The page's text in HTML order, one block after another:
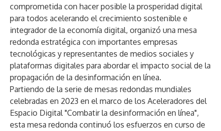
comprometida con hacer posible la prosperidad digital
para todos acelerando el crecimiento sostenible e
integrador de la economía digital, organizó una mesa
redonda estratégica con importantes empresas
tecnológicas y representantes de medios sociales y
plataformas digitales para abordar el impacto social de la
propagación de la desinformación en línea.
Partiendo de la serie de mesas redondas mundiales
celebradas en 2023 en el marco de los Aceleradores del
Espacio Digital "Combatir la desinformación en línea",
esta mesa redonda continuó los esfuerzos en curso de